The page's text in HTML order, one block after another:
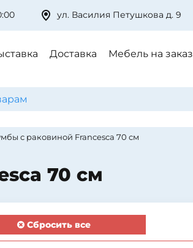
ул. Василия Петушкова д. 9
Доставка Мебель на заказ
с раковиной Francesca 70 см
70 см
Сбросить все